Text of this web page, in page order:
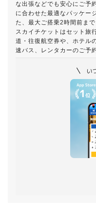
な出張などでも安心にご予
に合わせた最適なパッケー
た、最大ご搭乗2時間前まで
スカイチケットはセット旅
道・往復航空券や、ホテル
速バス、レンタカーのご予